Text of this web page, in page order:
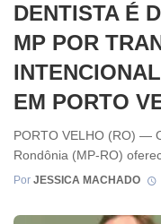
DENTISTA É
MP POR
EM PORTO
PORTO VELHO (RO) —
Rondônia (MP-RO)
Por JESSICA MACHADO